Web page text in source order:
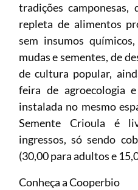
tradições
repleta de alimentos
sem insumos
mudas e sementes, de
de cultura popular,
feira de agroecologia
instalada no mesmo
Semente Crioula é
ingressos, só sendo
(30,00 para adultos e
Conheça a Cooperbio